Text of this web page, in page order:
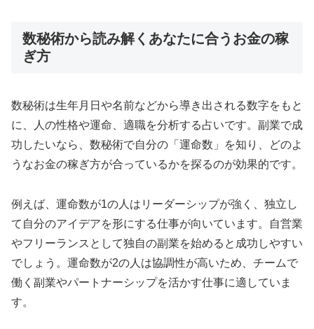
数秘術から読み解くあなたに合うお金の稼
ぎ方
数秘術は生年月日や名前などから導き出される数字をもと
に、人の性格や運命、適職を分析する占いです。副業で成
功したいなら、数秘術で自分の「運命数」を知り、どのよ
うなお金の稼ぎ方が合っているかを探るのが効果的です。
例えば、運命数が1の人はリーダーシップが強く、独立し
て自分のアイデアを形にする仕事が向いています。自営業
やフリーランスとして独自の副業を始めると成功しやすい
でしょう。運命数が2の人は協調性が高いため、チームで
働く副業やパートナーシップを活かす仕事に適していま
す。